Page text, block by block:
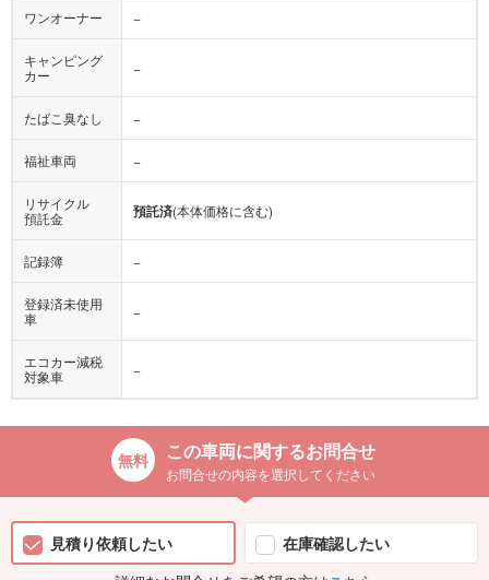
ワンオーナー −
キャンピング
カー
−
たばこ臭なし −
福祉車両 −
リサイクル
預託金
預託済(本体価格に含む)
記録簿 −
登録済未使用
車
−
エコカー減税
対象車
−
この車両に関するお問合せ
お問合せの内容を選択してください
見積り依頼したい
在庫確認したい